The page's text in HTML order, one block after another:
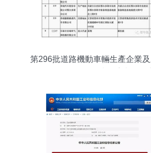
第296批道路機動車輛生產企業